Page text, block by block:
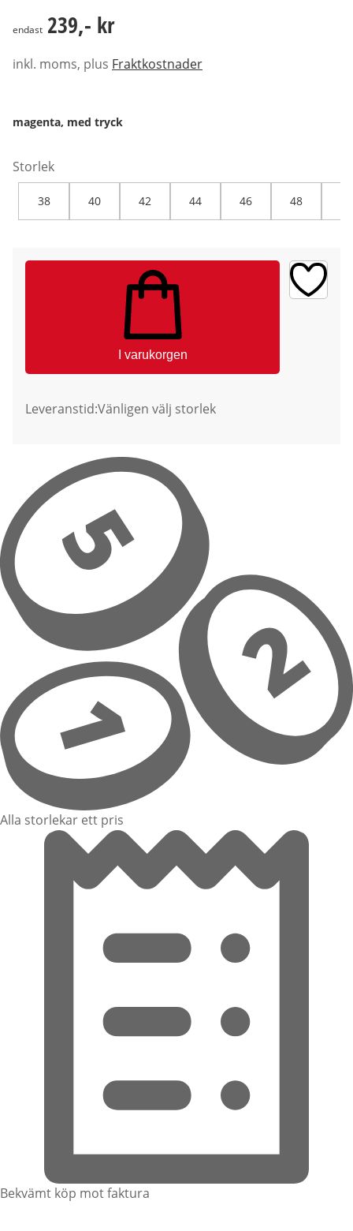
239,- kr
endast 239,- kr
inkl. moms, plus Fraktkostnader
magenta, med tryck
Storlek
38 40 42 44 46 48
I varukorgen
Leveranstid:Vänligen välj storlek
Alla storlekar ett pris
Bekvämt köp mot faktura